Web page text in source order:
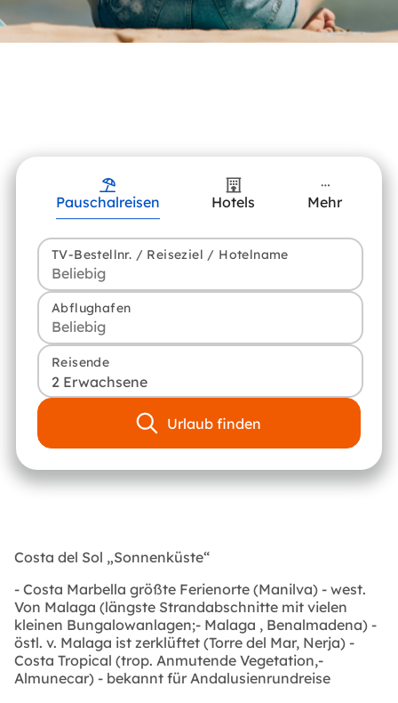
Pauschalreisen Hotels Mehr
TV-Bestellnr. / Reiseziel / Hotelname
Abflughafen
Reisende
2 Erwachsene
Urlaub finden
Costa del Sol „Sonnenküste“
- Costa Marbella größte Ferienorte (Manilva) - west.
Von Malaga (längste Strandabschnitte mit vielen
kleinen Bungalowanlagen;- Malaga , Benalmadena) -
östl. v. Malaga ist zerklüftet (Torre del Mar, Nerja) -
Costa Tropical (trop. Anmutende Vegetation,-
Almunecar) - bekannt für Andalusienrundreise